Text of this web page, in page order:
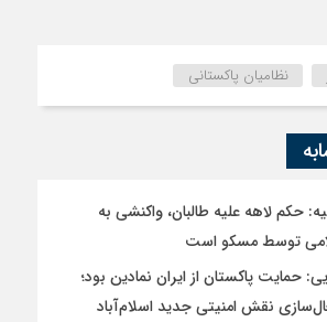
نظامیان پاکستانی
حکم لاهه علیه طالبان، واکنشی به
توسط مسکو است
حمایت پاکستان از ایران نمادین بود؛
نقش امنیتی جدید اسلام‌آباد